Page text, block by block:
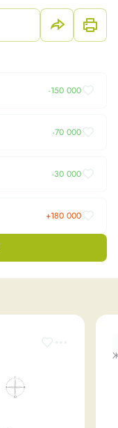
-150 000
-70 000
-30 000
+180 000